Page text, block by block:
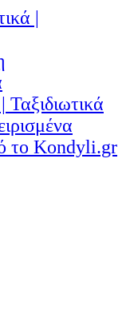
|
το Kondyli.gr